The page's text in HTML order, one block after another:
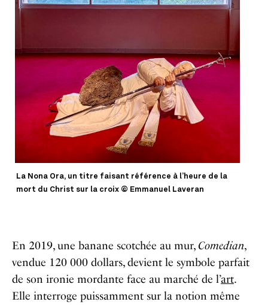
La Nona Ora, un titre faisant référence à l’heure de la
mort du Christ sur la croix © Emmanuel Laveran
En 2019, une banane scotchée au mur, Comedian,
vendue 120 000 dollars, devient le symbole parfait
de son ironie mordante face au marché de l’art.
Elle interroge puissamment sur la notion même